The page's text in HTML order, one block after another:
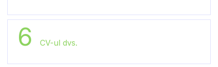
6 CV-ul dvs.